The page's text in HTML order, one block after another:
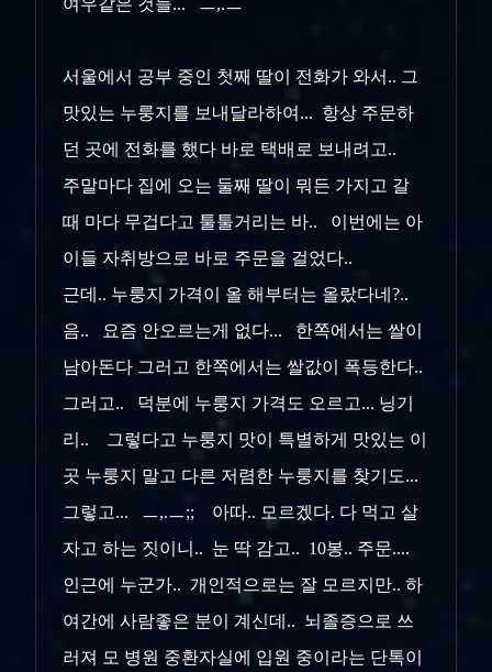
서울에서 공부 중인 첫째 딸이 전화가 와서.. 그
맛있는 누룽지를 보내달라하여... 항상 주문하
던 곳에 전화를 했다 바로 택배로 보내려고..
주말마다 집에 오는 둘째 딸이 뭐든 가지고 갈
때 마다 무겁다고 툴툴거리는 바.. 이번에는 아
이들 자취방으로 바로 주문을 걸었다..
근데.. 누룽지 가격이 올 해부터는 올랐다네?..
음.. 요즘 안오르는게 없다... 한쪽에서는 쌀이
남아돈다 그러고 한쪽에서는 쌀값이 폭등한다..
그러고.. 덕분에 누룽지 가격도 오르고... 닝기
리.. 그렇다고 누룽지 맛이 특별하게 맛있는 이
곳 누룽지 말고 다른 저렴한 누룽지를 찾기도...
그렇고... ㅡ,.ㅡ;; 아따.. 모르겠다. 다 먹고 살
자고 하는 짓이니.. 눈 딱 감고.. 10봉.. 주문....
인근에 누군가.. 개인적으로는 잘 모르지만.. 하
여간에 사람좋은 분이 계신데.. 뇌졸증으로 쓰
러져 모 병원 중환자실에 입원 중이라는 단톡이